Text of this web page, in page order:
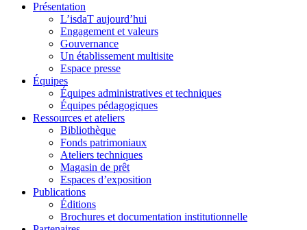
Présentation
L’isdaT aujourd’hui
Engagement et valeurs
Gouvernance
Un établissement multisite
Espace presse
Équipes
Équipes administratives et techniques
Équipes pédagogiques
Ressources et ateliers
Bibliothèque
Fonds patrimoniaux
Ateliers techniques
Magasin de prêt
Espaces d’exposition
Publications
Éditions
Brochures et documentation institutionnelle